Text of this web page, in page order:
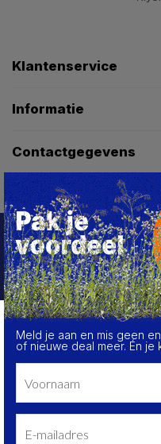
Klantenservice
Informatie
Contactgegevens
Schrijf je in voor
Over de cookies
We maken gebruik van
prestaties en het gebruik
analyseren, om sociale
en onze content &
personaliseren.
Meld je aan en mis geen
of nieuwe deal meer. Én je